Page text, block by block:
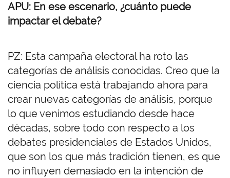
APU: En ese escenario, ¿cuánto puede
impactar el debate?
PZ: Esta campaña electoral ha roto las
categorías de análisis conocidas. Creo que la
ciencia política está trabajando ahora para
crear nuevas categorías de análisis, porque
lo que venimos estudiando desde hace
décadas, sobre todo con respecto a los
debates presidenciales de Estados Unidos,
que son los que más tradición tienen, es que
no influyen demasiado en la intención de